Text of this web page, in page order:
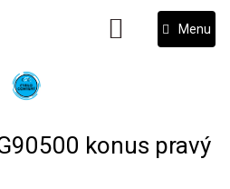
NÁKUPNÍ
KOŠÍK
konus pravý